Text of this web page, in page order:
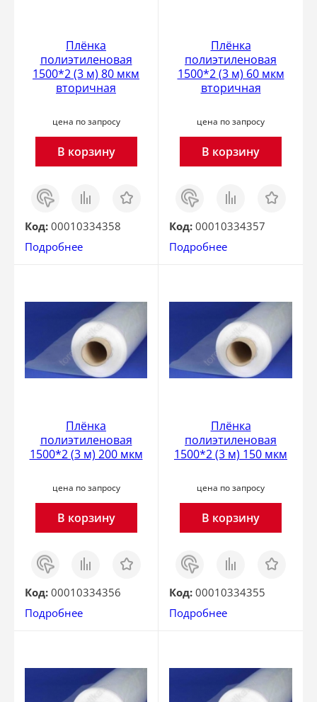
Плёнка
полиэтиленовая
1500*2 (3 м) 80 мкм
вторичная
цена по запросу
В корзину
Заказ
в 1
клик
Сравнить Отложить
Код: 00010334358
Подробнее
Плёнка
полиэтиленовая
1500*2 (3 м) 60 мкм
вторичная
цена по запросу
В корзину
Заказ
в 1
клик
Сравнить Отложить
Код: 00010334357
Подробнее
Плёнка
полиэтиленовая
1500*2 (3 м) 200 мкм
цена по запросу
В корзину
Заказ
в 1
клик
Сравнить Отложить
Код: 00010334356
Подробнее
Плёнка
полиэтиленовая
1500*2 (3 м) 150 мкм
цена по запросу
В корзину
Заказ
в 1
клик
Сравнить Отложить
Код: 00010334355
Подробнее